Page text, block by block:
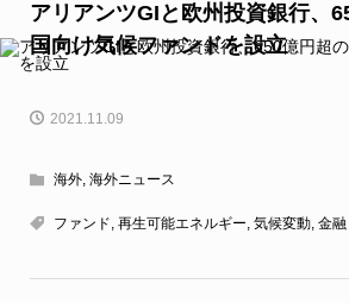
アリアンツGIと欧州投資銀行、
国向け気候ファンドを設立
2021.11.09
海外, 海外ニュース
ファンド, 再生可能エネルギー, 気候変動, 金融